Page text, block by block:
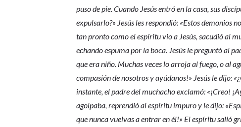
puso de pie. Cuando Jesús entró en la casa, sus
expulsarlo?» Jesús les respondió: «Estos demonios
tan pronto como el espíritu vio a Jesús, sacudió al
echando espuma por la boca. Jesús le preguntó al
que era niño. Muchas veces lo arroja al fuego, o al
compasión de nosotros y ayúdanos!» Jesús le dijo:
instante, el padre del muchacho exclamó: «¡Creo!
agolpaba, reprendió al espíritu impuro y le dijo:
que nunca vuelvas a entrar en él!» El espíritu salió